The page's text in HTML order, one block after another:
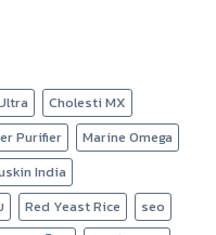
Cholesti MX
Purifier
Marine Omega
India
Red Yeast Rice
seo